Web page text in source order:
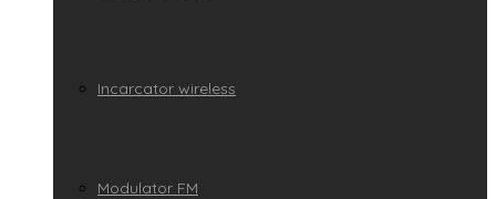
Incarcator wireless
Modulator FM